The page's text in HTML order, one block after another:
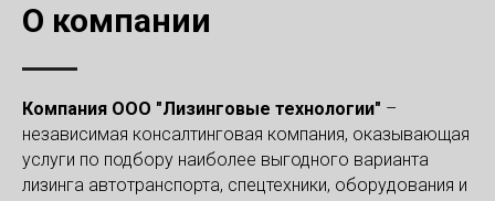
О компании
Компания ООО "Лизинговые технологии" –
независимая консалтинговая компания, оказывающая
услуги по подбору наиболее выгодного варианта
лизинга автотранспорта, спецтехники, оборудования и